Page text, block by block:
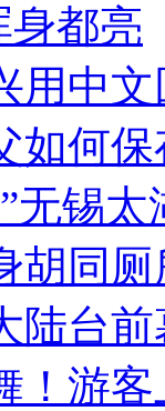
身都亮
用中
如何
无锡
胡同
陆台
！游客